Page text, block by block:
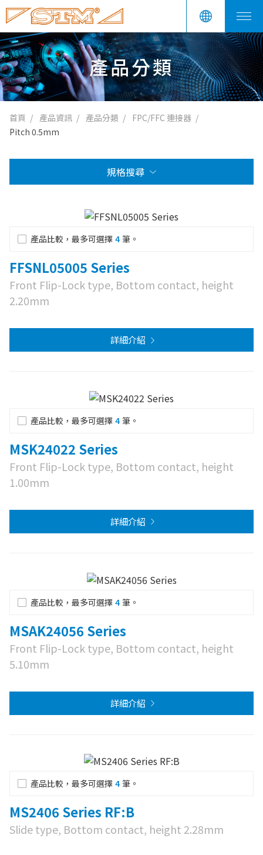
產品分類
首頁 產品資訊 產品分類
FPC/FFC 連接器
Pitch 0.5mm
規格搜尋
產品比較，最多可選擇 4 筆。
FFSNL05005 Series
Front Flip-Lock type, Bottom contact, height
2.20mm
詳細介紹
產品比較，最多可選擇 4 筆。
MSK24022 Series
Front Flip-Lock type, Bottom contact, height
1.00mm
詳細介紹
產品比較，最多可選擇 4 筆。
MSAK24056 Series
Front Flip-Lock type, Bottom contact, height
5.10mm
詳細介紹
產品比較，最多可選擇 4 筆。
MS2406 Series RF:B
Slide type, Bottom contact, height 2.28mm